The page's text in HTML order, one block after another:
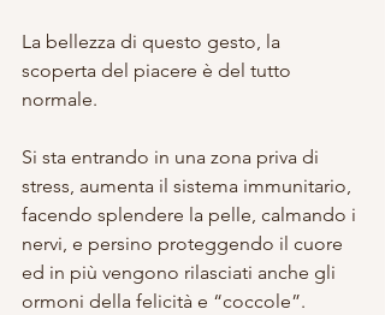
La bellezza di questo gesto, la
scoperta del piacere è del tutto
normale.
Si sta entrando in una zona priva di
stress, aumenta il sistema immunitario,
facendo splendere la pelle, calmando i
nervi, e persino proteggendo il cuore
ed in più vengono rilasciati anche gli
ormoni della felicità e “coccole”.